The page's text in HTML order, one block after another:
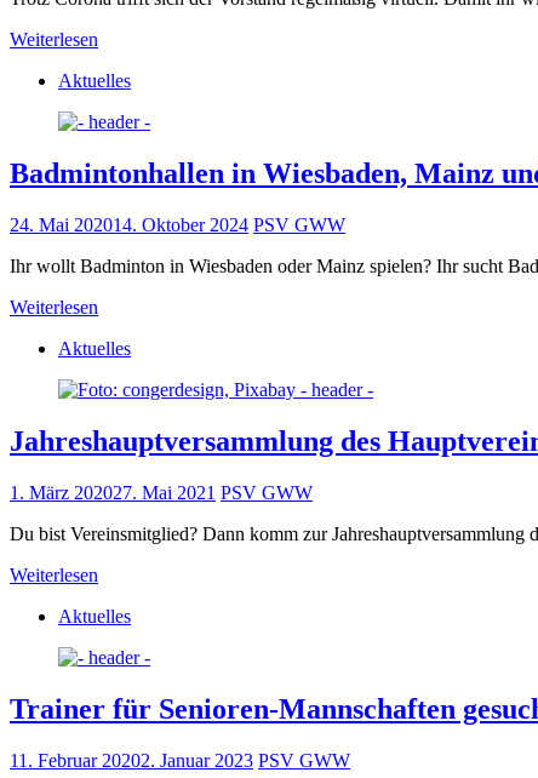
Weiterlesen
Aktuelles
Badmintonhallen in Wiesbaden, Mainz
24. Mai 202014. Oktober 2024 PSV GWW
Ihr wollt Badminton in Wiesbaden oder Mainz spielen? Ihr sucht
Weiterlesen
Aktuelles
Jahreshauptversammlung des
1. März 202027. Mai 2021 PSV GWW
Du bist Vereinsmitglied? Dann komm zur
Weiterlesen
Aktuelles
Trainer für Senioren-Mannschaften
11. Februar 20202. Januar 2023 PSV GWW